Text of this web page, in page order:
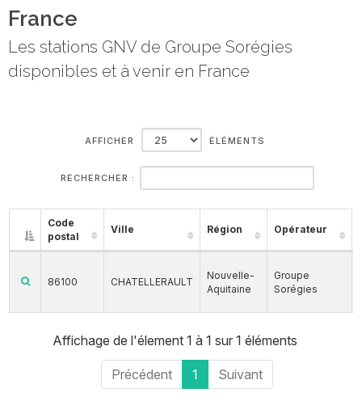
France
Les stations GNV de Groupe Sorégies
disponibles et à venir en France
AFFICHER ÉLÉMENTS
RECHERCHER :
Code
postal
Ville Région Opérateur
86100 CHATELLERAULT
Nouvelle-
Aquitaine
Groupe
Sorégies
Affichage de l'élement 1 à 1 sur 1 éléments
Précédent 1 Suivant